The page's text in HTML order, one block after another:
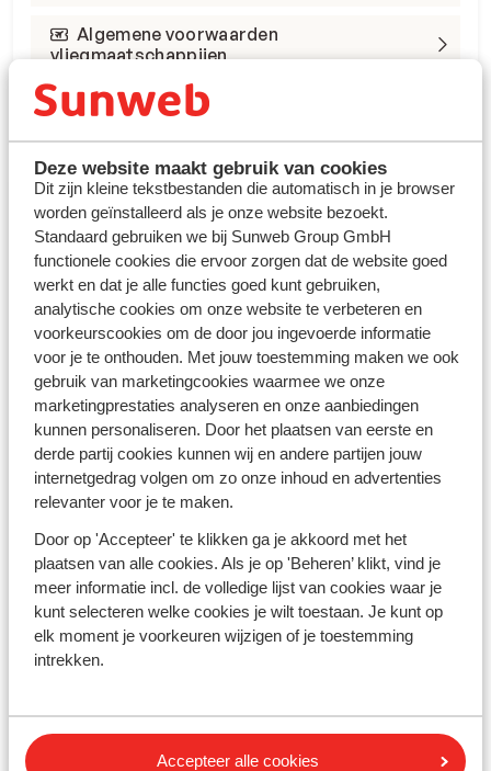
Deze website maakt gebruik van cookies
Dit zijn kleine tekstbestanden die automatisch in je browser
worden geïnstalleerd als je onze website bezoekt.
Standaard gebruiken we bij Sunweb Group GmbH
functionele cookies die ervoor zorgen dat de website goed
werkt en dat je alle functies goed kunt gebruiken,
analytische cookies om onze website te verbeteren en
voorkeurscookies om de door jou ingevoerde informatie
voor je te onthouden. Met jouw toestemming maken we ook
gebruik van marketingcookies waarmee we onze
marketingprestaties analyseren en onze aanbiedingen
kunnen personaliseren. Door het plaatsen van eerste en
derde partij cookies kunnen wij en andere partijen jouw
internetgedrag volgen om zo onze inhoud en advertenties
relevanter voor je te maken.
Door op 'Accepteer' te klikken ga je akkoord met het
plaatsen van alle cookies. Als je op 'Beheren’ klikt, vind je
meer informatie incl. de volledige lijst van cookies waar je
kunt selecteren welke cookies je wilt toestaan. Je kunt op
elk moment je voorkeuren wijzigen of je toestemming
intrekken.
Accepteer alle cookies
Algemene voorwaarden
vliegmaatschappijen
Algemene voorwaarden Parkeren
Excursies
Excursies: Contact
Excursies: FAQ
Excursies: Algemene Voorwaarden
Excursies: Privacy Policy